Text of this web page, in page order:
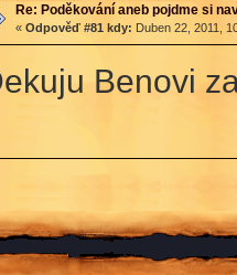
Re: Poděkování aneb pojdme si
« Odpověď #81 kdy: Duben 22, 2011,
Benovi